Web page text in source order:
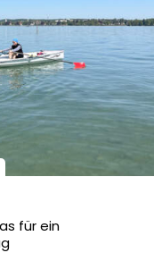
für ein